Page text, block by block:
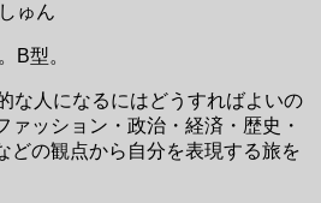
ゅん
B型。
な人になるにはどうすればよいの
ァッション・政治・経済・歴史・
どの観点から自分を表現する旅を